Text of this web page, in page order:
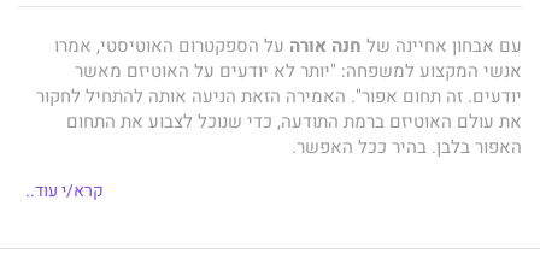
עם אבחון אחיינה של חנה אורה על הספקטרום האוטיסטי, אמרו
אנשי המקצוע למשפחה: "יותר לא יודעים על האוטיזם מאשר
יודעים. זה תחום אפור". האמירה הזאת הניעה אותה להתחיל לחקור
את עולם האוטיזם ברמת התודעה, כדי שנוכל לצבוע את התחום
האפור בלבן. בהיר ככל האפשר.
קרא/י עוד..